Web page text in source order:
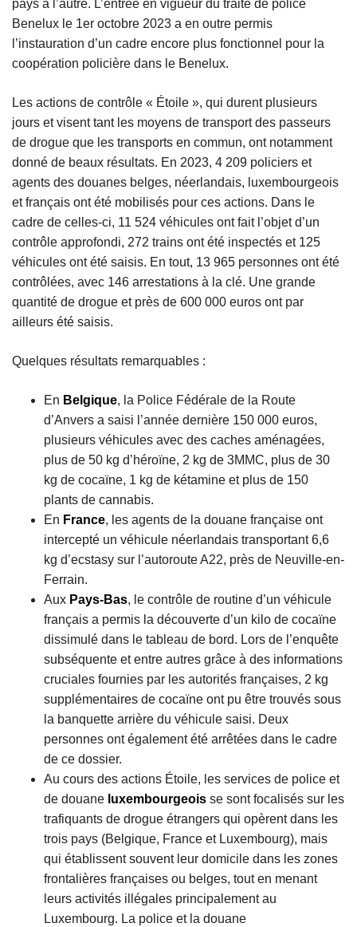
pays à l’autre. L’entrée en vigueur du traité de police
Benelux le 1er octobre 2023 a en outre permis
l’instauration d’un cadre encore plus fonctionnel pour la
coopération policière dans le Benelux.
Les actions de contrôle « Étoile », qui durent plusieurs
jours et visent tant les moyens de transport des passeurs
de drogue que les transports en commun, ont notamment
donné de beaux résultats. En 2023, 4 209 policiers et
agents des douanes belges, néerlandais, luxembourgeois
et français ont été mobilisés pour ces actions. Dans le
cadre de celles-ci, 11 524 véhicules ont fait l’objet d’un
contrôle approfondi, 272 trains ont été inspectés et 125
véhicules ont été saisis. En tout, 13 965 personnes ont été
contrôlées, avec 146 arrestations à la clé. Une grande
quantité de drogue et près de 600 000 euros ont par
ailleurs été saisis.
Quelques résultats remarquables :
En Belgique, la Police Fédérale de la Route
d’Anvers a saisi l’année dernière 150 000 euros,
plusieurs véhicules avec des caches aménagées,
plus de 50 kg d’héroïne, 2 kg de 3MMC, plus de 30
kg de cocaïne, 1 kg de kétamine et plus de 150
plants de cannabis.
En France, les agents de la douane française ont
intercepté un véhicule néerlandais transportant 6,6
kg d’ecstasy sur l’autoroute A22, près de Neuville-en-
Ferrain.
Aux Pays-Bas, le contrôle de routine d’un véhicule
français a permis la découverte d’un kilo de cocaïne
dissimulé dans le tableau de bord. Lors de l’enquête
subséquente et entre autres grâce à des informations
cruciales fournies par les autorités françaises, 2 kg
supplémentaires de cocaïne ont pu être trouvés sous
la banquette arrière du véhicule saisi. Deux
personnes ont également été arrêtées dans le cadre
de ce dossier.
Au cours des actions Étoile, les services de police et
de douane luxembourgeois se sont focalisés sur les
trafiquants de drogue étrangers qui opèrent dans les
trois pays (Belgique, France et Luxembourg), mais
qui établissent souvent leur domicile dans les zones
frontalières françaises ou belges, tout en menant
leurs activités illégales principalement au
Luxembourg. La police et la douane